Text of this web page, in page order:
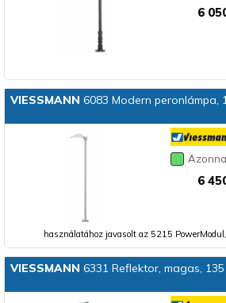
6
VIESSMANN 6083 Modern peronlámpa,
6
használatához javasolt az 5215
VIESSMANN 6331 Reflektor, magas, 135